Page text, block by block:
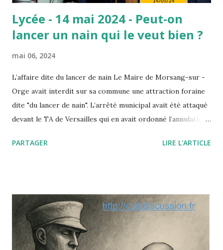
Lycée - 14 mai 2024 - Peut-on
lancer un nain qui le veut bien ?
mai 06, 2024
L’affaire dite du lancer de nain Le Maire de Morsang-sur -
Orge avait interdit sur sa commune une attraction foraine
dite "du lancer de nain". L’arrêté municipal avait été attaqué
devant le TA de Versailles qui en avait ordonné l’annulation.
en insérant la dignité de la personne humaine à la liste des
de ces principes dégagés par la jurisprudence
administrative ou constitutionnelle. Le paradoxe de cette
affaire est le suivant : le nain était parfaitement consentant
et c’est sa dignité qu’il mettait en avant à l’appui de sa
PARTAGER LIRE L'ARTICLE